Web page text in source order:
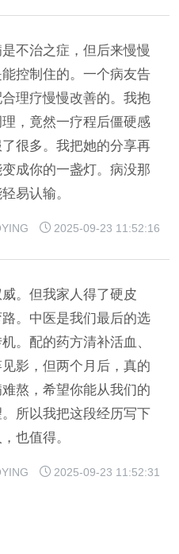
不治之症，但后来慢慢
控制住的。一个病友告
理疗慢慢改善的。我抱
，竟然一疗程后僵硬感
很多。我把她的分享再
成你的一盏灯。病没那
易认输。
2025-09-23 11:52:16
。但我家人得了硬皮
。中医是我们最后的选
。配的药方清补活血、
影，但两个月后，真的
熬，希望你能从我们的
所以我把这段经历写下
也值得。
2025-09-23 11:52:31